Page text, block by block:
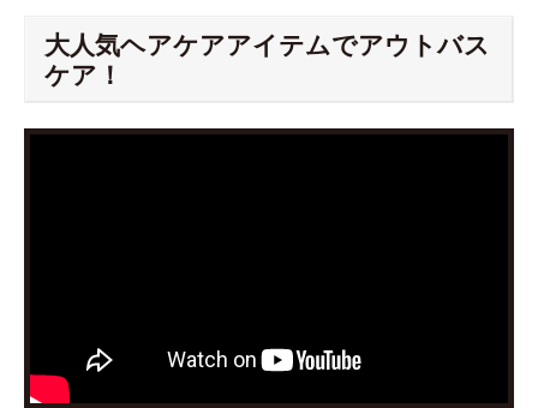
大人気ヘアケアアイテムでアウトバス
ケア！